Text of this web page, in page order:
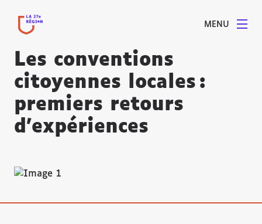
MENU
Les conventions
citoyennes locales :
premiers retours
d’expériences
Agrandir